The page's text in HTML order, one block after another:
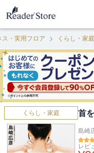
ス・実用フロア くらし・家庭
くらし・家庭 首
島崎
レビ